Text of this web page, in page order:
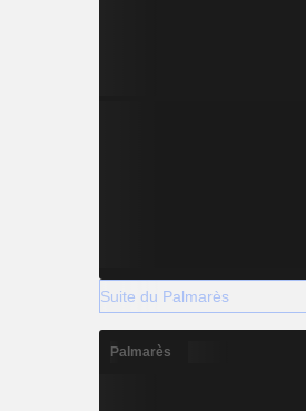
Suite du Palmarès
Palmarès